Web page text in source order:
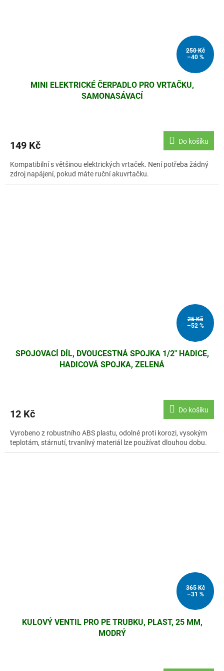
250 Kč
–40 %
MINI ELEKTRICKÉ ČERPADLO PRO VRTAČKU,
SAMONASÁVACÍ
149 Kč Do košíku
Kompatibilní s většinou elektrických vrtaček. Není potřeba žádný
zdroj napájení, pokud máte ruční akuvrtačku.
25 Kč
–52 %
SPOJOVACÍ DÍL, DVOUCESTNÁ SPOJKA 1/2" HADICE,
HADICOVÁ SPOJKA, ZELENÁ
12 Kč Do košíku
Vyrobeno z robustního ABS plastu, odolné proti korozi, vysokým
teplotám, stárnutí, trvanlivý materiál lze používat dlouhou dobu.
365 Kč
–31 %
KULOVÝ VENTIL PRO PE TRUBKU, PLAST, 25 MM,
MODRÝ